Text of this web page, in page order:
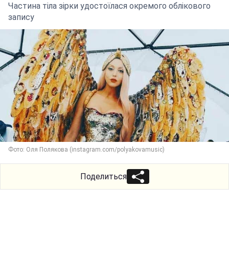
Частина тіла зірки удостоїлася окремого облікового
запису
Фото: Оля Полякова (instagram.com/polyakovamusic)
Поделиться